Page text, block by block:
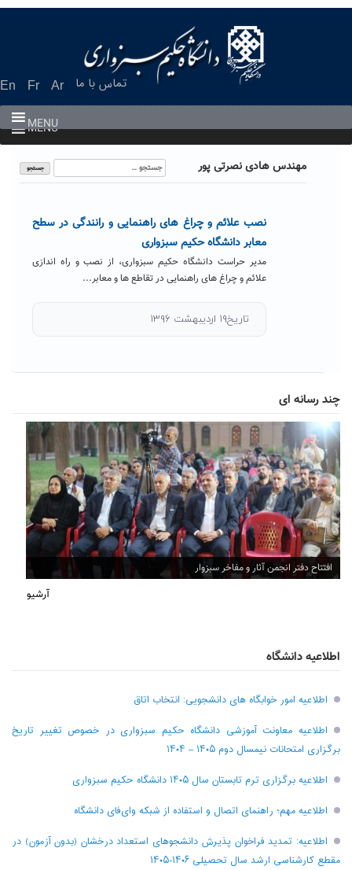
En Fr Ar تماس با ما
MENU
MENU
مهندس هادی نصرتی پور
جستجو
برای:
نصب علائم و چراغ های راهنمایی و رانندگی در سطح
معابر دانشگاه حکیم سبزواری
مدیر حراست دانشگاه حکیم سبزواری، از نصب و راه اندازی
علائم و چراغ های راهنمایی در تقاطع ها و معابر...
تاریخ۱۹ اردیبهشت ۱۳۹۶
چند رسانه ای
افتتاح دفتر انجمن آثار و مفاخر سبزوار
آرشیو
اطلاعیه دانشگاه
اطلاعیه امور خوابگاه های دانشجویی: انتخاب اتاق
اطلاعیه معاونت آموزشی دانشگاه حکیم سبزواری در خصوص تغییر تاریخ
برگزاری امتحانات نیمسال دوم ۱۴۰۵ – ۱۴۰۴
اطلاعیه برگزاری ترم تابستان سال ۱۴۰۵ دانشگاه حکیم سبزواری
اطلاعیه مهم؛ راهنمای اتصال و استفاده از شبکه وای‌فای دانشگاه
اطلاعیه: تمدید فراخوان پذیرش دانشجو‌های استعداد درخشان (بدون آزمون) در
مقطع کارشناسی ارشد سال تحصیلی ۱۴۰۶-۱۴۰۵